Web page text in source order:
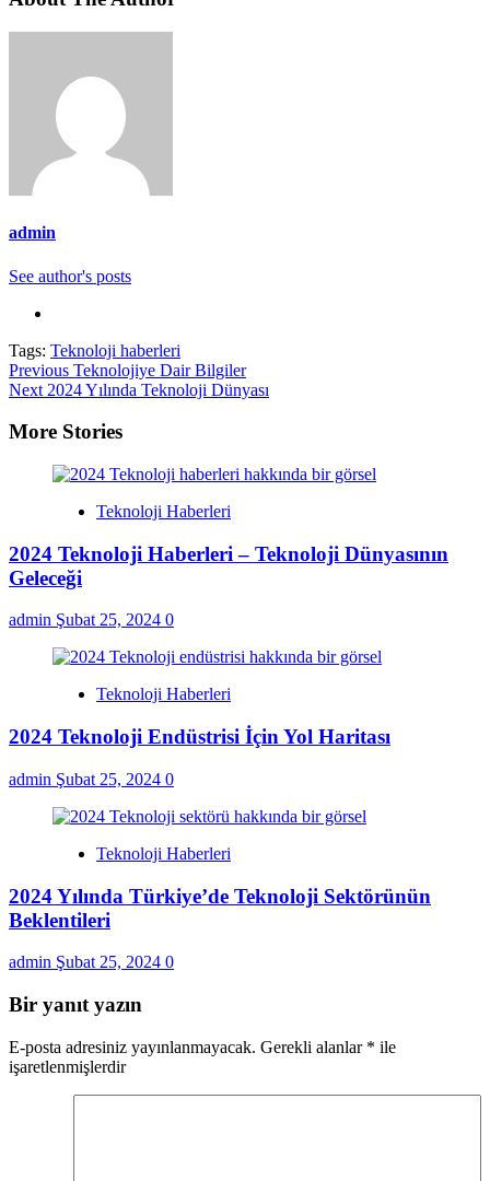
admin
See author's posts
Tags: Teknoloji haberleri
Continue
Reading
Previous Teknolojiye Dair Bilgiler
Next 2024 Yılında Teknoloji Dünyası
More Stories
Teknoloji Haberleri
2024 Teknoloji Haberleri – Teknoloji Dünyasının
Geleceği
admin Şubat 25, 2024 0
Teknoloji Haberleri
2024 Teknoloji Endüstrisi İçin Yol Haritası
admin Şubat 25, 2024 0
Teknoloji Haberleri
2024 Yılında Türkiye’de Teknoloji Sektörünün
Beklentileri
admin Şubat 25, 2024 0
Bir yanıt yazın
E-posta adresiniz yayınlanmayacak. Gerekli alanlar * ile
işaretlenmişlerdir